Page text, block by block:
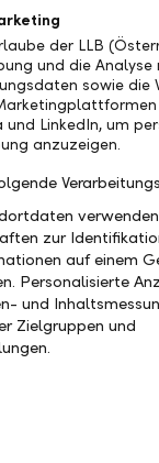
meine Debit-
meine
ich eine
diese heute
der LLB
und die Analyse
sowie die
und LinkedIn, um
anzuzeigen.
zur
auf einem
Personalisierte
und
Zielgruppen und